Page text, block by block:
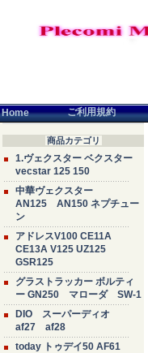
Home ご利用規約
商品カテゴリ
1.ヴェクスター ベクスター
vecstar 125 150
中華ヴェクスター
AN125 AN150 ネプチュー
ン
アドレスV100 CE11A
CE13A V125 UZ125
GSR125
グラストラッカー ボルティ
ー GN250 マローダ SW-1
DIO スーパーディオ
af27 af28
today トゥデイ50 AF61